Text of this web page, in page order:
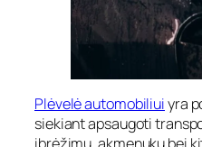
Plėvelė automobiliuiyra
siekiant apsaugoti